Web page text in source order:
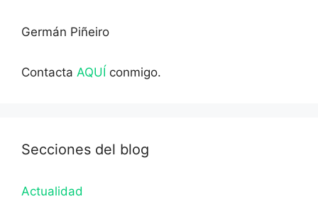
Germán Piñeiro
Contacta AQUÍ conmigo.
Secciones del blog
Actualidad